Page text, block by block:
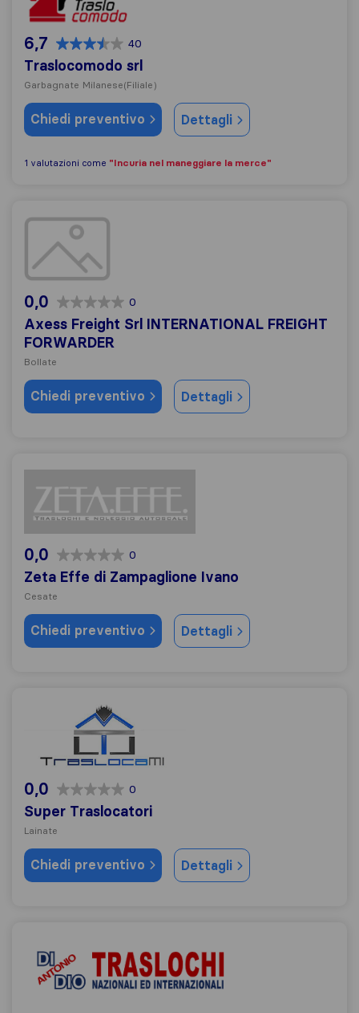
6,7 40
Traslocomodo srl
Garbagnate Milanese(Filiale)
Chiedi preventivo Dettagli
1 valutazioni come "Incuria nel maneggiare la merce"
Axess Freight Srl INTERNATIONAL FREIGHT
0,0 0
Axess Freight Srl INTERNATIONAL FREIGHT
FORWARDER
Bollate
Chiedi preventivo Dettagli
0,0 0
Zeta Effe di Zampaglione Ivano
Cesate
Chiedi preventivo Dettagli
Super Traslocatori
0,0 0
Super Traslocatori
Lainate
Chiedi preventivo Dettagli